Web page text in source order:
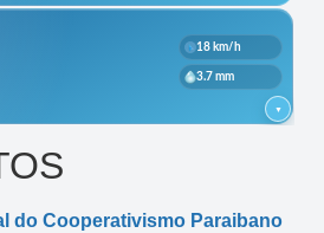
do Cooperativismo Paraibano